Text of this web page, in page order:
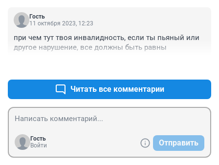
Гость
11 октября 2023, 12:23
при чем тут твоя инвалидность, если ты пьяный или
другое нарушение, все должны быть равны
Читать все комментарии
Гость
Войти
Отправить